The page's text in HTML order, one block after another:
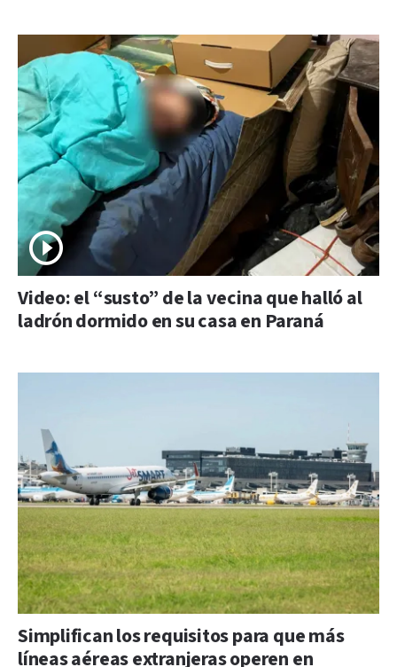
Video: el “susto” de la vecina que halló al
ladrón dormido en su casa en Paraná
Simplifican los requisitos para que más
líneas aéreas extranjeras operen en